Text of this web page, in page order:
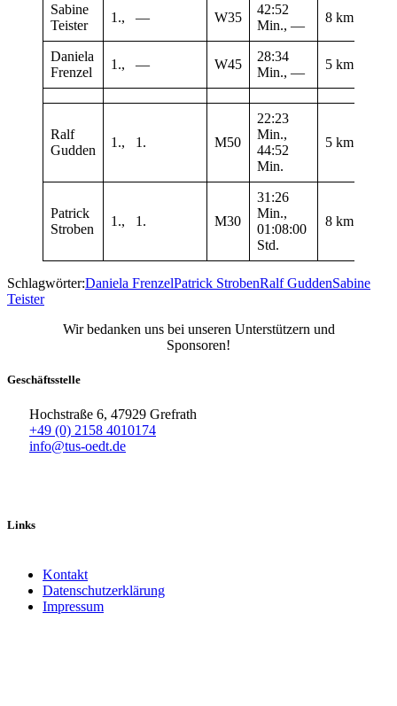
Sabine
Teister
1., — W35
42:52
Min., —
8 km
Daniela
Frenzel
1., — W45
28:34
Min., —
5 km
Ralf
Gudden
1., 1. M50
22:23
Min.,
44:52
Min.
5 km
Patrick
Stroben
1., 1. M30
31:26
Min.,
01:08:00
Std.
8 km
Schlagwörter:Daniela FrenzelPatrick StrobenRalf GuddenSabine
Teister
Wir bedanken uns bei unseren Unterstützern und
Sponsoren!
Geschäftsstelle
Hochstraße 6, 47929 Grefrath
+49 (0) 2158 4010174
info@tus-oedt.de
Links
Kontakt
Datenschutzerklärung
Impressum